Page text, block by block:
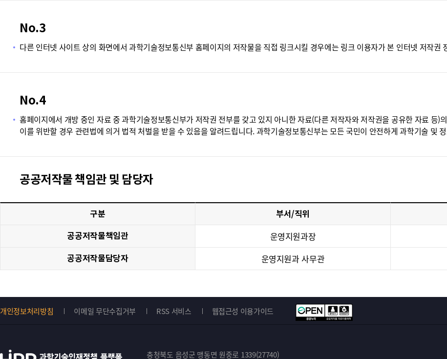
No.3
다른 인터넷 사이트 상의 화면에서 과학기술정보통신부 홈페이지의 저작물을 직접 링크시킬 경우에는 링크 이용자가 본 인터넷 저작
No.4
홈페이지에서 개방 중인 자료 중 과학기술정보통신부가 저작권 전부를 갖고 있지 아니한 자료(다른 저작자와 저작권을 공유한 자료 등
이를 위반할 경우 관련법에 의거 법적 처벌을 받을 수 있음을 알려드립니다. 과학기술정보통신부는 모든 국민이 안전하게 과학기술 및
공공저작물 책임관 및 담당자
구분 부서/직위
공공저작물책임관 운영지원과장
공공저작물담당자 운영지원과 사무관
개인정보처리방침 이메일 무단수집거부 RSS 서비스 웹접근성 이용가이드
충청북도 음성군 맹동면 원중로 1339(27740)